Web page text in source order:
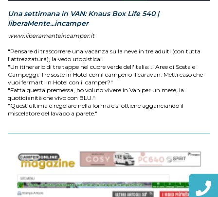
Una settimana in VAN: Knaus Box Life 540 |
liberaMente...incamper
www.liberamenteincamper.it
"Pensare di trascorrere una vacanza sulla neve in tre adulti (con tutta
l’attrezzatura), la vedo utopistica."
"Un itinerario di tre tappe nel cuore verde dell'Italia:... Aree di Sosta e
Campeggi. Tre soste in Hotel con il camper o il caravan. Metti caso che
vuoi fermarti in Hotel con il camper?"
"Fatta questa premessa, ho voluto vivere in Van per un mese, la
quotidianità che vivo con BLU."
"Quest’ultima è regolare nella forma e si ottiene agganciando il
miscelatore del lavabo a parete."